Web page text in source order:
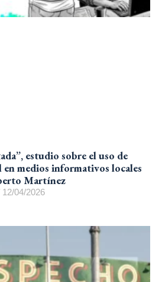
estudio sobre el uso de
medios informativos locales
Martínez
12/04/2026